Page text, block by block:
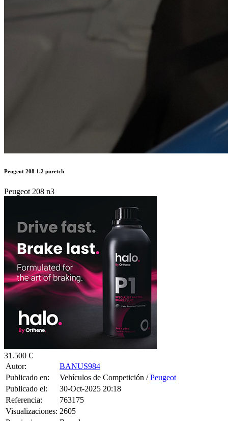
Peugeot 208 1.2 puretch
Peugeot 208 n3
31.500 €
Autor:
BANUS984
Publicado en:
Vehículos de Competición /Peugeot
Publicado el:
30-Oct-2025 20:18
Referencia:
763175
Visualizaciones: 2605